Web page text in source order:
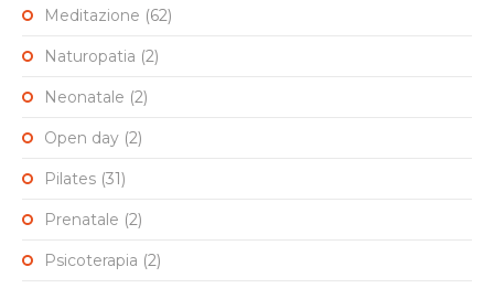
Meditazione (62)
Naturopatia (2)
Neonatale (2)
Open day (2)
Pilates (31)
Prenatale (2)
Psicoterapia (2)